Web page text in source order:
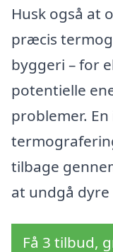
Husk også at
præcis
byggeri – for
potentielle
problemer.
tilbage
at undgå
Få 3 tilbud,